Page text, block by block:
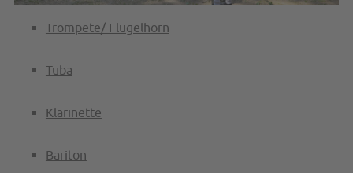
Trompete/ Flügelhorn
Tuba
Klarinette
Bariton